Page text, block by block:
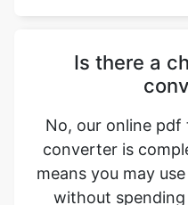
converter is
means you may
without
does not
online image
by anybody and